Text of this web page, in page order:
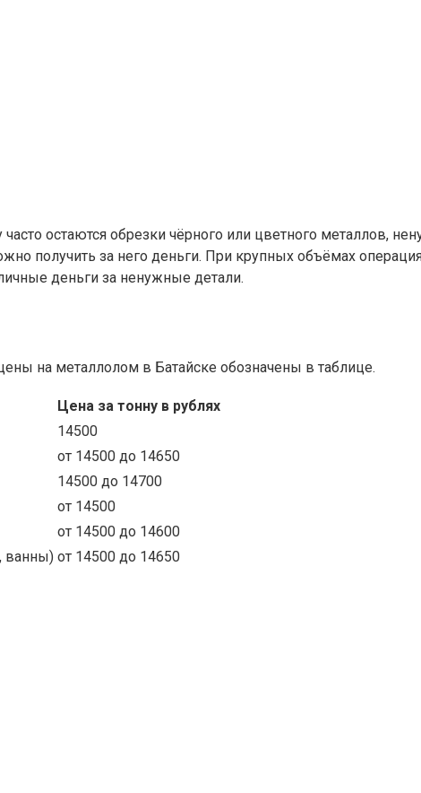
остаются обрезки чёрного или цветного металлов,
получить за него деньги. При крупных объёмах
деньги за ненужные детали.
на металлолом в Батайске обозначены в таблице.
Цена за тонну в рублях
14500
от 14500 до 14650
14500 до 14700
от 14500
от 14500 до 14600
ванны) от 14500 до 14650